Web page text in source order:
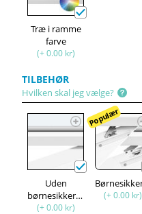
Træ i ramme
farve
(+ 0.00 kr)
TILBEHØR
Hvilken skal jeg vælge?
Uden
børnesikkerhed
(+ 0.00 kr)
Populær
(+ 0.00 kr)